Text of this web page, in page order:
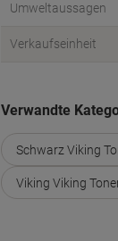
Umweltaussagen
Verkaufseinheit
Verwandte
Schwarz Viking
Viking Viking